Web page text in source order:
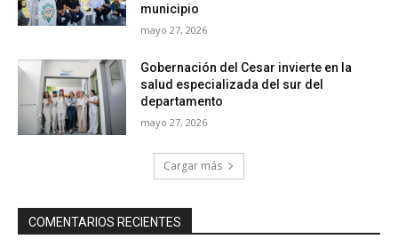
municipio
mayo 27, 2026
Gobernación del Cesar invierte en la
salud especializada del sur del
departamento
mayo 27, 2026
Cargar más
COMENTARIOS RECIENTES